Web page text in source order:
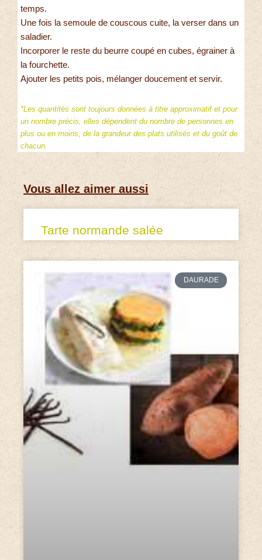
temps.
Une fois la semoule de couscous cuite, la verser dans un
saladier.
Incorporer le reste du beurre coupé en cubes, égrainer à
la fourchette.
Ajouter les petits pois, mélanger doucement et servir.
*Les quantités sont toujours données à titre approximatif et pour
un nombre précis, elles dépendent du nombre de personnes en
plus ou en moins, de la grandeur des plats utilisés et du goût de
chacun.
Vous allez aimer aussi
Tarte normande salée
DAURADE